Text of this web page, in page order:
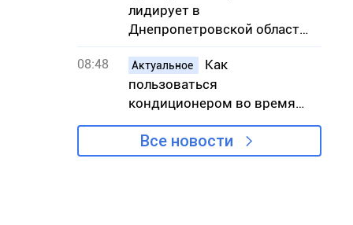
лидирует в
Днепропетровской области
по количеству пожаров в
экосистемах
08:48 Актуальное
Как
пользоваться
кондиционером во время
жары, чтобы снизить риск
вынужденных отключений
света
Все новости